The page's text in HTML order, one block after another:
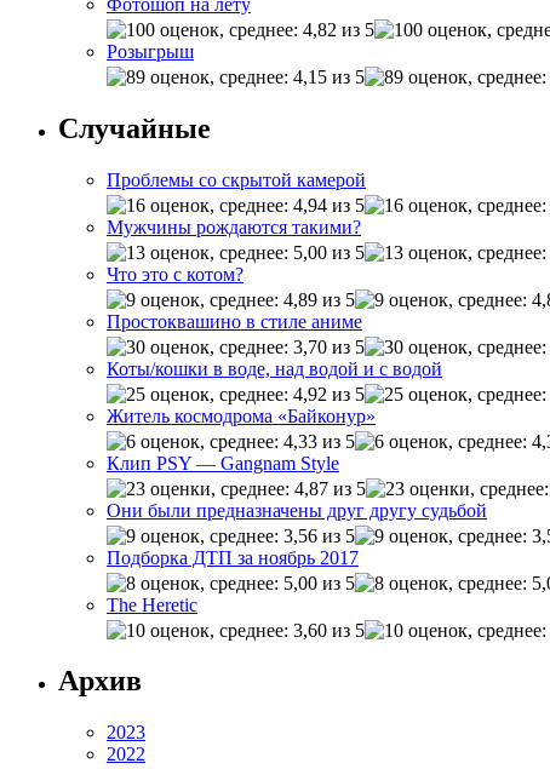
Розыгрыш
Случайные
Проблемы со скрытой камерой
Мужчины рождаются такими?
Что это с котом?
Простоквашино в стиле аниме
Коты/кошки в воде, над водой и с водой
Житель космодрома «Байконур»
Клип PSY — Gangnam Style
Они были предназначены друг другу судьбой
Подборка ДТП за ноябрь 2017
The Heretic
Архив
2023
2022